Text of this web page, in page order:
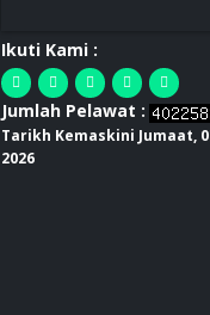
Ikuti Kami :
Jumlah Pelawat :
Tarikh Kemaskini Jumaat,
2026